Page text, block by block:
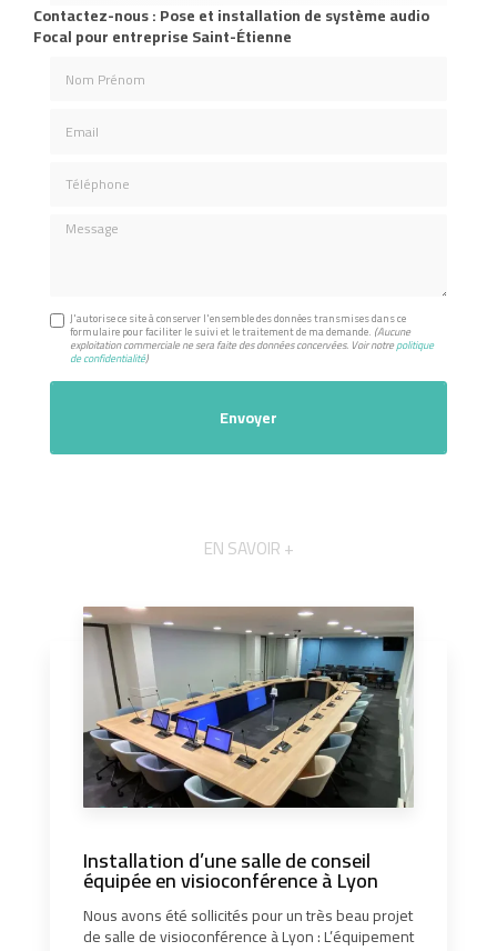
Contactez-nous : Pose et installation de système audio
Focal pour entreprise Saint-Étienne
Message
J'autorise ce site à conserver l'ensemble des données transmises dans ce
formulaire pour faciliter le suivi et le traitement de ma demande. (Aucune
exploitation commerciale ne sera faite des données concervées. Voir notrepolitique
de confidentialité)
EN SAVOIR +
Installation d’une salle de conseil
équipée en visioconférence à Lyon
Nous avons été sollicités pour un très beau projet
de salle de visioconférence à Lyon : L’équipement